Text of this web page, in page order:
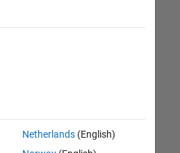
Netherlands(English)